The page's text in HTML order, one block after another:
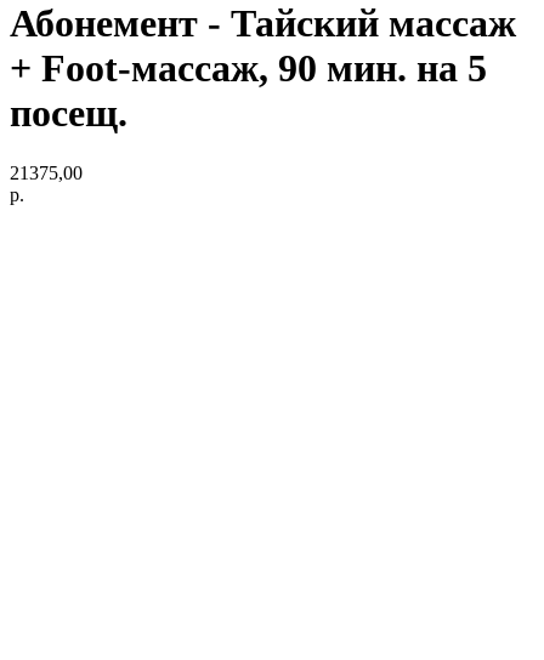
Абонемент - Тайский массаж
+ Foot-массаж, 90 мин. на 5
посещ.
21375,00
р.